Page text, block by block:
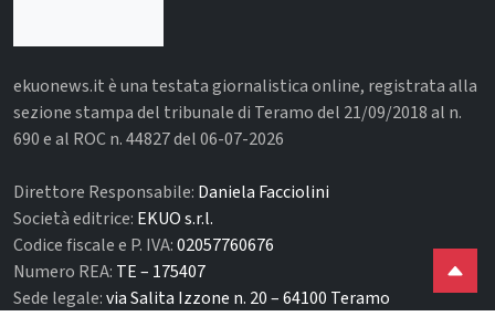
ekuonews.it è una testata giornalistica online, registrata alla
sezione stampa del tribunale di Teramo del 21/09/2018 al n.
690 e al ROC n. 44827 del 06-07-2026
Direttore Responsabile: Daniela Facciolini
Società editrice: EKUO s.r.l.
Codice fiscale e P. IVA:02057760676
Numero REA: TE – 175407
Sede legale:via Salita Izzone n. 20 – 64100 Teramo